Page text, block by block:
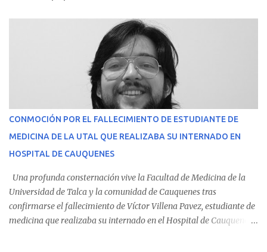
CONMOCIÓN POR EL FALLECIMIENTO DE ESTUDIANTE DE
MEDICINA DE LA UTAL QUE REALIZABA SU INTERNADO EN
HOSPITAL DE CAUQUENES
Una profunda consternación vive la Facultad de Medicina de la
Universidad de Talca y la comunidad de Cauquenes tras
confirmarse el fallecimiento de Víctor Villena Pavez, estudiante de
medicina que realizaba su internado en el Hospital de Cauquenes.